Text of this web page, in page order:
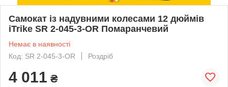
Самокат із надувними колесами 12 дюймів
iTrike SR 2-045-3-OR Помаранчевий
Немає в наявності
Код: SR 2-045-3-OR
Роздріб
4 011 ₴